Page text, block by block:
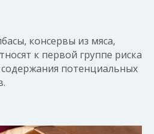
консервы из мяса,
к первой группе риска
потенциальных